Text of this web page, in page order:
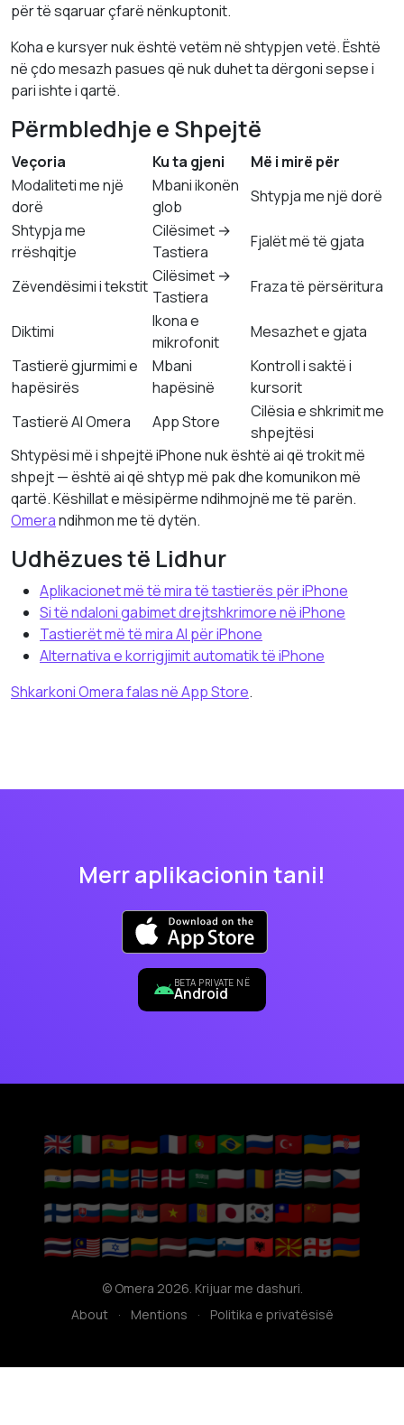
për të sqaruar çfarë nënkuptonit.
Koha e kursyer nuk është vetëm në shtypjen vetë. Është
në çdo mesazh pasues që nuk duhet ta dërgoni sepse i
pari ishte i qartë.
Përmbledhje e Shpejtë
Veçoria Ku ta gjeni
Më i mirë për
Modaliteti me një
dorë
Mbani ikonën
glob
Shtypja me një dorë
Shtypja me
rrëshqitje
Cilësimet →
Tastiera
Fjalët më të gjata
Zëvendësimi i tekstit
Cilësimet →
Tastiera
Fraza të përsëritura
Diktimi
Ikona e
mikrofonit
Mesazhet e gjata
Tastierë gjurmimi e
hapësirës
Mbani
hapësinë
Kontroll i saktë i
kursorit
Tastierë AI Omera
App Store
Cilësia e shkrimit me
shpejtësi
Shtypësi më i shpejtë iPhone nuk është ai që trokit më
shpejt — është ai që shtyp më pak dhe komunikon më
qartë. Këshillat e mësipërme ndihmojnë me të parën.
Omerandihmon me të dytën.
Udhëzues të Lidhur
Aplikacionet më të mira të tastierës për iPhone
Si të ndaloni gabimet drejtshkrimore në iPhone
Tastierët më të mira AI për iPhone
Alternativa e korrigjimit automatik të iPhone
Shkarkoni Omera falas në App Store.
Merr aplikacionin tani!
BETA PRIVATE NË
Android
🇬🇧🇮🇹🇪🇸🇩🇪🇫🇷🇵🇹🇧🇷🇷🇺🇹🇷🇺🇦🇭🇷
🇮🇳🇳🇱🇸🇪🇳🇴🇩🇰🇸🇦🇵🇱🇷🇴🇬🇷🇭🇺🇨🇿
🇫🇮🇸🇰🇧🇬🇷🇸🇻🇳🇦🇩🇯🇵🇰🇷🇹🇼🇨🇳🇮🇩
🇹🇭🇲🇾🇮🇱🇱🇹🇱🇻🇪🇪🇸🇮🇦🇱🇲🇰🇬🇪🇦🇲
© Omera 2026. Krijuar me dashuri.
About
· Mentions · Politika e privatësisë